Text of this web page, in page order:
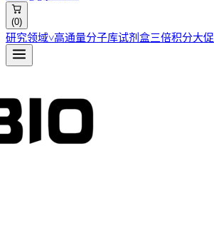
(0)
研究领域˅高通量分子库试剂盒三倍积分大促